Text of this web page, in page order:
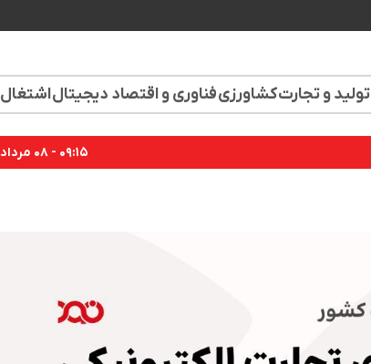
تولید و تجارتکشاورزیفناوری و اقتصاد دیجیتالاشتغال
۰۹:۱۵ - ۰۸ مرداد ۱۴۰۵